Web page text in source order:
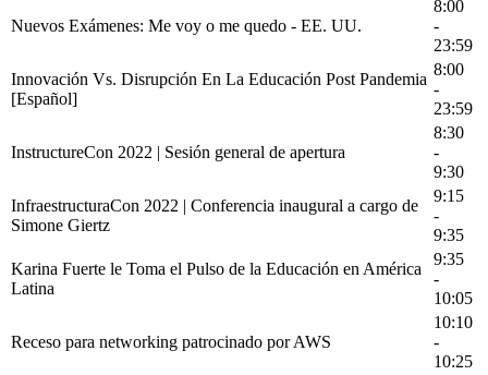
Nuevos Exámenes: Me voy o me quedo - EE. UU.
8:00
-
23:59
Innovación Vs. Disrupción En La Educación Post Pandemia
[Español]
8:00
-
23:59
InstructureCon 2022 | Sesión general de apertura
8:30
-
9:30
InfraestructuraCon 2022 | Conferencia inaugural a cargo de
Simone Giertz
9:15
-
9:35
Karina Fuerte le Toma el Pulso de la Educación en América
Latina
9:35
-
10:05
Receso para networking patrocinado por AWS
10:10
-
10:25